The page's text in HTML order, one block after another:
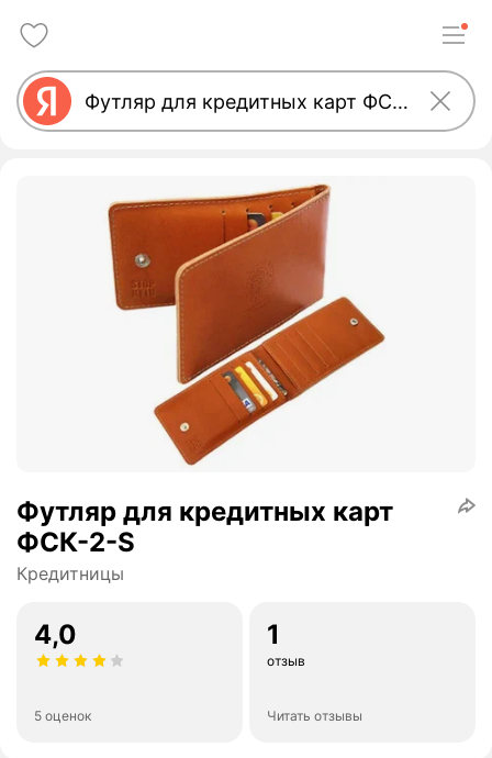
Футляр для кредитных карт
ФСК-2-S
Кредитницы
4,0
5 оценок
1
отзыв
Читать отзывы